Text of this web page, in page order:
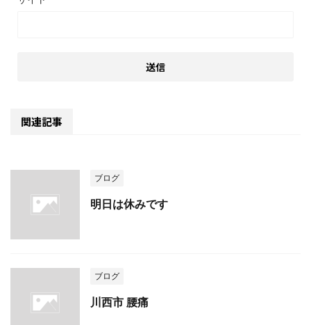
関連記事
ブログ
明日は休みです
ブログ
川西市 腰痛